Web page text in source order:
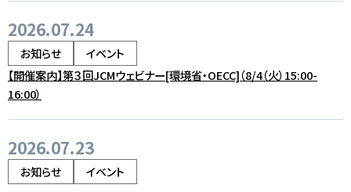
お問い合わせ
2026.07.24
お知らせ イベント
【開催案内】第３回JCMウェビナー[環境省・OECC]（8/4（火）15:00-
16:00）
2026.07.23
お知らせ イベント